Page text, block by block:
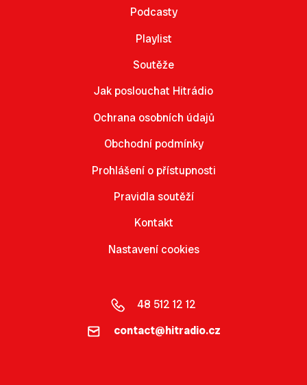
Podcasty
Playlist
Soutěže
Jak poslouchat Hitrádio
Ochrana osobních údajů
Obchodní podmínky
Prohlášení o přístupnosti
Pravidla soutěží
Kontakt
Nastavení cookies
48 512 12 12
contact@hitradio.cz